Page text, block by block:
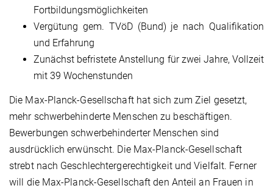
Fortbildungsmöglichkeiten
Vergütung gem. TVöD (Bund) je nach Qualifikation
und Erfahrung
Zunächst befristete Anstellung für zwei Jahre, Vollzeit
mit 39 Wochenstunden
Die Max-Planck-Gesellschaft hat sich zum Ziel gesetzt,
mehr schwerbehinderte Menschen zu beschäftigen.
Bewerbungen schwerbehinderter Menschen sind
ausdrücklich erwünscht. Die Max-Planck-Gesellschaft
strebt nach Geschlechtergerechtigkeit und Vielfalt. Ferner
will die Max-Planck-Gesellschaft den Anteil an Frauen in